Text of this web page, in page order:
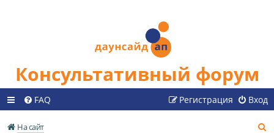
Консультативный форум
FAQ Вход
Регистрация
На сайт